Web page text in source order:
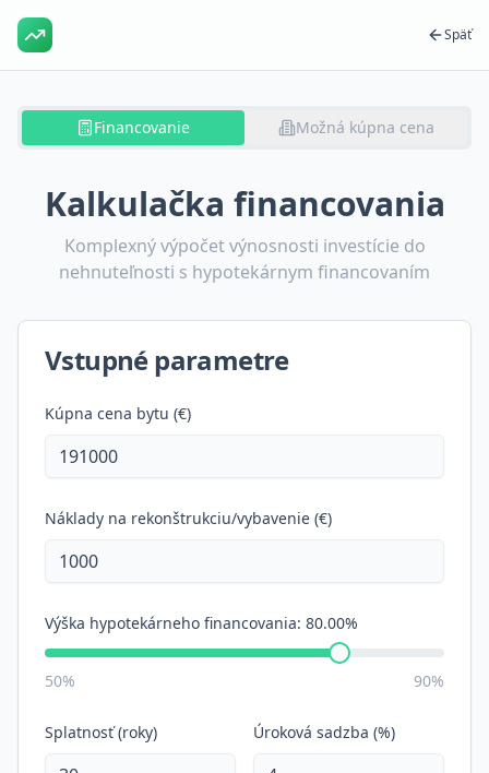
Späť
Financovanie Možná kúpna cena
Kalkulačka financovania
Komplexný výpočet výnosnosti investície do
nehnuteľnosti s hypotekárnym financovaním
Vstupné parametre
Kúpna cena bytu (€)
Náklady na rekonštrukciu/vybavenie (€)
Výška hypotekárneho financovania: 80.00%
50% 90%
Splatnosť (roky) Úroková sadzba (%)